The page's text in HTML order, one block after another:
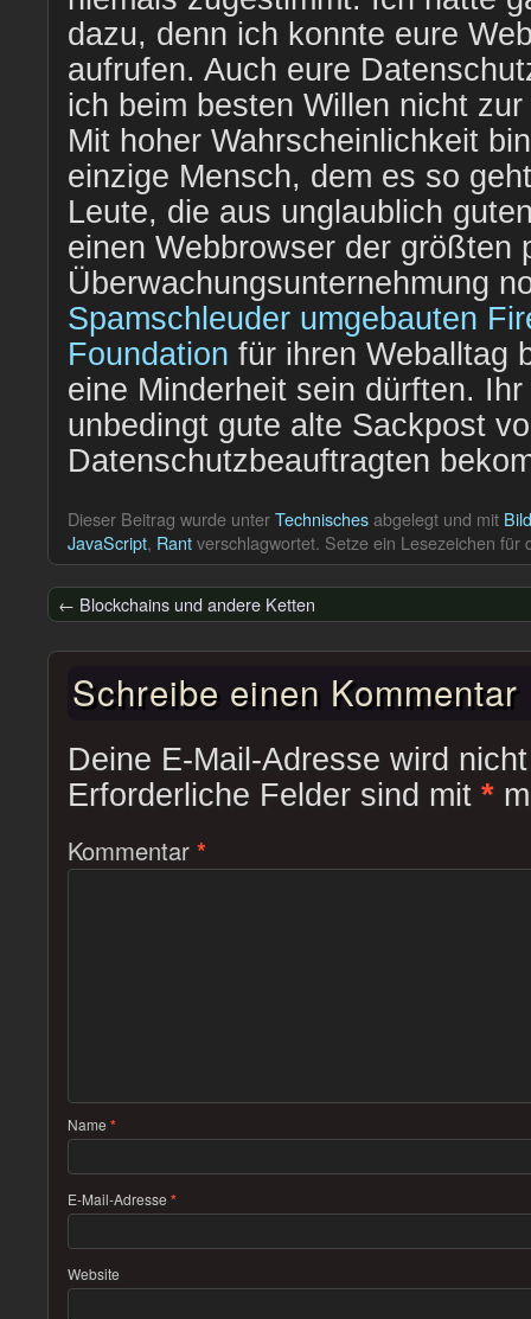
dazu, denn ich konnte eure
aufrufen. Auch eure
ich beim besten Willen nicht
Mit hoher Wahrscheinlichkeit
einzige Mensch, dem es so
Leute, die aus unglaublich
einen Webbrowser der größten
Überwachungsunternehmung
Spamschleuder umgebauten
Foundation für ihren Weballtag
eine Minderheit sein dürften.
unbedingt gute alte Sackpost
Datenschutzbeauftragten
Dieser Beitrag wurde unterTechnischesabgelegt und mit
JavaScript, Rantverschlagwortet. Setze ein Lesezeichen für
← Blockchains und andere Ketten
Schreibe einen Kommentar
Deine E-Mail-Adresse wird
Erforderliche Felder sind mit *
Kommentar *
Name *
E-Mail-Adresse *
Website